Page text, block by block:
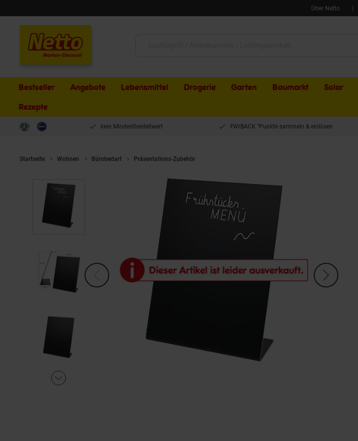
Über Netto
Bestseller Angebote Lebensmittel Drogerie Garten Baumarkt Solar
Rezepte
kein Mindestbestellwert PAYBACK °Punkte sammeln & einlösen
Startseite Wohnen Bürobedarf Präsentations-Zubehör